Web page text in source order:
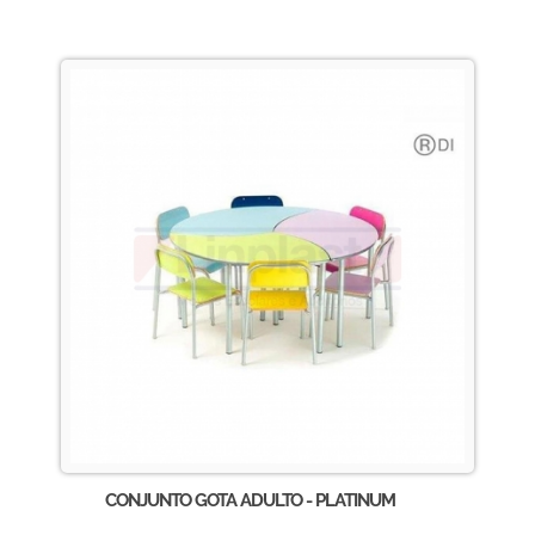
CONJUNTO GOTA ADULTO - PLATINUM